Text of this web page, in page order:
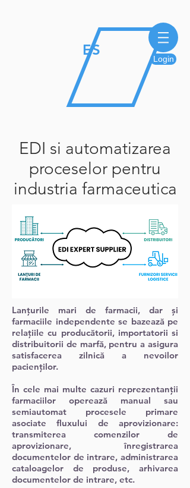
ES
Login
EDI si automatizarea
proceselor pentru
industria farmaceutica
Lanțurile mari de farmacii, dar și
farmaciile independente se bazează pe
relațiile cu producătorii, importatorii si
distribuitorii de marfă, pentru a asigura
satisfacerea zilnică a nevoilor
pacienților.
În cele mai multe cazuri reprezentanții
farmaciilor operează manual sau
semiautomat procesele primare
asociate fluxului de aprovizionare:
transmiterea comenzilor de
aprovizionare, înregistrarea
documentelor de intrare, administrarea
cataloagelor de produse, arhivarea
documentelor de intrare, etc.